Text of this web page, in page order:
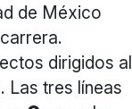
de México
dirigidos al
Las tres líneas